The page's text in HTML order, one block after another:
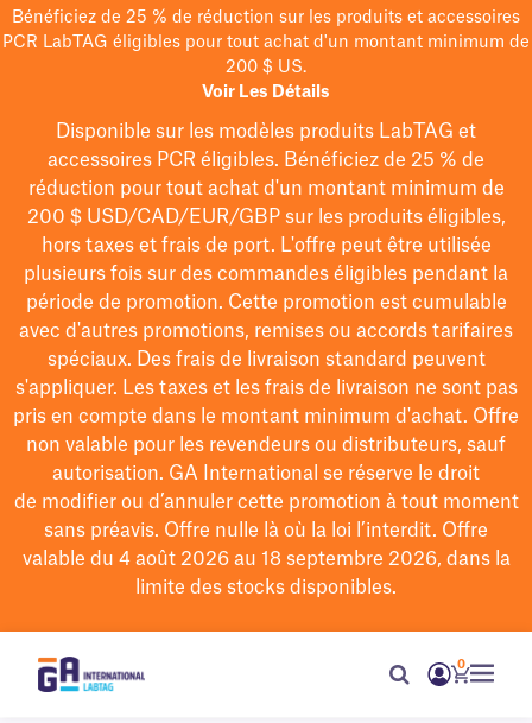
Bénéficiez de 25 % de réduction sur les produits et accessoires
PCR LabTAG éligibles pour tout achat d'un montant minimum de
200 $ US.
Voir Les Détails
Disponible sur les modèles produits LabTAG et
accessoires PCR éligibles. Bénéficiez de 25 % de
réduction pour tout achat d'un montant minimum de
200 $USD/CAD/EUR/GBPsur les produits éligibles,
hors taxes et frais de port. L'offre peut être utilisée
plusieurs fois sur des commandes éligibles pendant la
période de promotion. Cette promotion est cumulable
avec d'autres promotions, remises ou accords tarifaires
spéciaux. Des frais de livraison standard peuvent
s'appliquer. Les taxes et les frais de livraison ne sont pas
pris en compte dans le montant minimum d'achat. Offre
non valable pour les revendeurs ou distributeurs, sauf
autorisation. GA International se réserve le droit
de modifierou d’annuler cette promotion à tout moment
sans préavis. Offre nulle là où la loi l’interdit. Offre
valable du 4 août 2026 au 18 septembre 2026, dans la
limite des stocks disponibles.
0